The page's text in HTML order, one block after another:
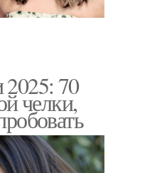
70
челки,